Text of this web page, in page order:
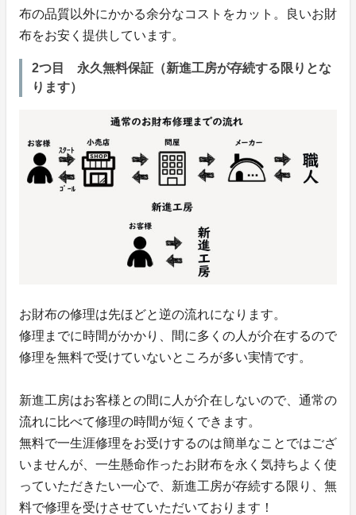
布の品質以外にかかる余分なコストをカット。良いお財
布をお安く提供しています。
2つ目 永久無料保証（新進工房が存続する限りとな
ります）
お財布の修理は先ほどと逆の流れになります。
修理までに時間がかかり、間に多くの人が介在するので
修理を無料で受けていないところが多い実情です。
新進工房はお客様との間に人が介在しないので、通常の
流れに比べて修理の時間が短くできます。
無料で一生涯修理をお受けするのは簡単なことではござ
いませんが、一生懸命作ったお財布を永く気持ちよく使
っていただきたい一心で、新進工房が存続する限り、無
料で修理を受けさせていただいております！